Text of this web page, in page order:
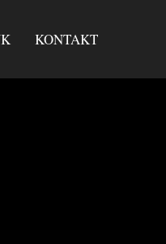
KONTAKT